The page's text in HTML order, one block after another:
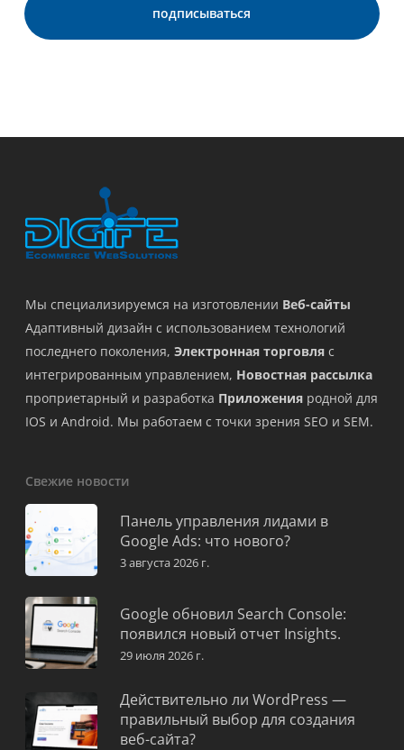
Мы специализируемся на изготовлении Веб-сайты
Адаптивный дизайн с использованием технологий
последнего поколения, Электронная торговля с
интегрированным управлением, Новостная рассылка
проприетарный и разработка Приложения родной для
IOS и Android. Мы работаем с точки зрения SEO и SEM.
Свежие новости
Панель управления лидами в
Google Ads: что нового?
3 августа 2026 г.
Google обновил Search Console:
появился новый отчет Insights.
29 июля 2026 г.
Действительно ли WordPress —
правильный выбор для создания
веб-сайта?